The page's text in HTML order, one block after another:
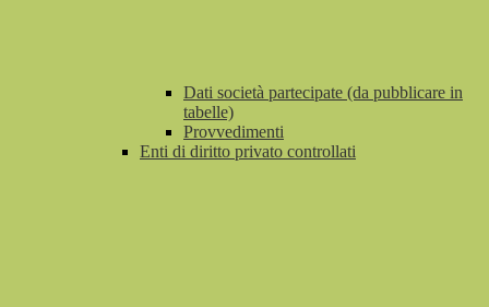
Dati società partecipate (da pubblicare in
tabelle)
Provvedimenti
Enti di diritto privato controllati